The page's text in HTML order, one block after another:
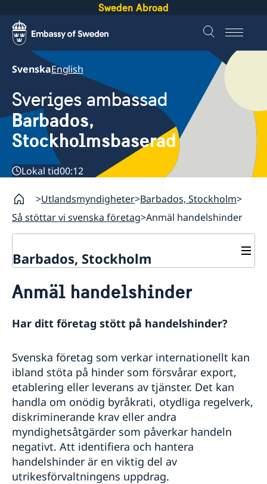
Sweden Abroad
SvenskaEnglish
Sveriges ambassad
Barbados,
Stockholmsbaserad
Lokal tid00:12
Utlandsmyndigheter Barbados, Stockholm
Så stöttar vi svenska företag Anmäl handelshinder
Barbados, Stockholm
Om oss
Vi är en resurs för svenska företag
Så kan du få stöd
Svenska företag i Barbados
Anmäl handelshinder
Anmäl handelshinder
Har ditt företag stött på handelshinder?
Svenska företag som verkar internationellt kan
ibland stöta på hinder som försvårar export,
etablering eller leverans av tjänster. Det kan
handla om onödig byråkrati, otydliga regelverk,
diskriminerande krav eller andra
myndighetsåtgärder som påverkar handeln
negativt. Att identifiera och hantera
handelshinder är en viktig del av
utrikesförvaltningens uppdrag.